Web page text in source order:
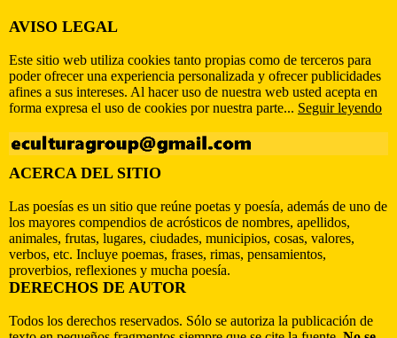
AVISO LEGAL
Este sitio web utiliza cookies tanto propias como de terceros para
poder ofrecer una experiencia personalizada y ofrecer publicidades
afines a sus intereses. Al hacer uso de nuestra web usted acepta en
forma expresa el uso de cookies por nuestra parte... Seguir leyendo
ACERCA DEL SITIO
Las poesías es un sitio que reúne poetas y poesía, además de uno de
los mayores compendios de acrósticos de nombres, apellidos,
animales, frutas, lugares, ciudades, municipios, cosas, valores,
verbos, etc. Incluye poemas, frases, rimas, pensamientos,
proverbios, reflexiones y mucha poesía.
DERECHOS DE AUTOR
Todos los derechos reservados. Sólo se autoriza la publicación de